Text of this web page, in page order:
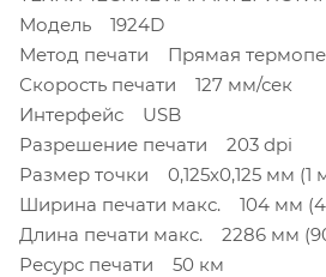
Модель 1924D
Метод печати Прямая
Скорость печати 127 мм/сек
Интерфейс USB
Разрешение печати 203 dpi
Размер точки 0,125x0,125 мм (1
Ширина печати макс. 104 мм
Длина печати макс. 2286 мм
Ресурс печати 50 км